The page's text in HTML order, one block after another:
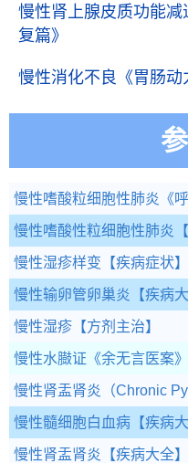
慢性肾上腺皮质功能减
复篇》
慢性消化不良 《胃肠
慢性嗜酸粒细胞性肺炎 《
慢性嗜酸性粒细胞性肺炎
慢性湿疹样变 【疾病症状】
慢性输卵管卵巢炎 【疾病
慢性湿疹 【方剂主治】
慢性水臌证 《余无言医案》
慢性肾盂肾炎（Chronic
慢性髓细胞白血病 【疾病
慢性肾盂肾炎 【疾病大全】